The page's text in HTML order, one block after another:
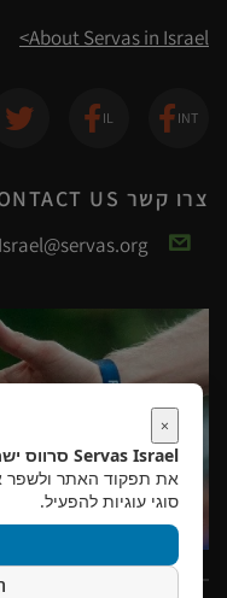
About Servas in Israel>
צרו קשר CONTACT US
Israel@servas.org
×
Servas Israel סרווס ישראל
את תפקוד האתר ולשפר
סוגי עוגיות להפעיל.